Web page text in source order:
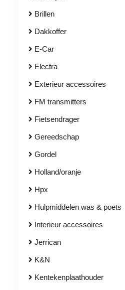
Brillen
Dakkoffer
E-Car
Electra
Exterieur accessoires
FM transmitters
Fietsendrager
Gereedschap
Gordel
Holland/oranje
Hpx
Hulpmiddelen was & poets
Interieur accessoires
Jerrican
K&N
Kentekenplaathouder